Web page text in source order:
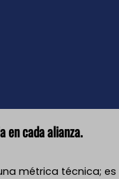
en cada alianza.
métrica técnica; es